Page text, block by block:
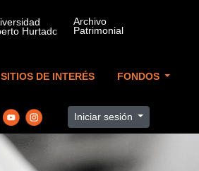
SITIOS DE INTERÉS FONDOS
Iniciar sesión